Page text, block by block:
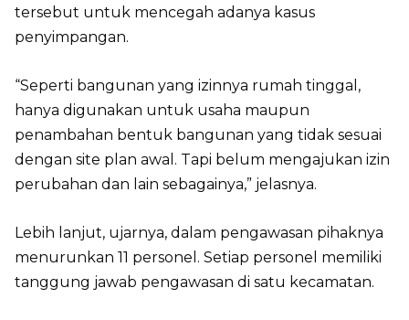
tersebut untuk mencegah adanya kasus
penyimpangan.
“Seperti bangunan yang izinnya rumah tinggal,
hanya digunakan untuk usaha maupun
penambahan bentuk bangunan yang tidak sesuai
dengan site plan awal. Tapi belum mengajukan izin
perubahan dan lain sebagainya,” jelasnya.
Lebih lanjut, ujarnya, dalam pengawasan pihaknya
menurunkan 11 personel. Setiap personel memiliki
tanggung jawab pengawasan di satu kecamatan.